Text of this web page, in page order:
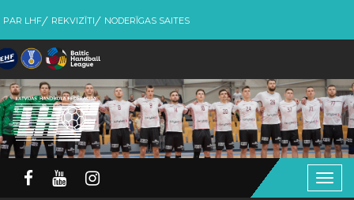
PAR LHF REKVIZĪTI NODERĪGAS SAITES